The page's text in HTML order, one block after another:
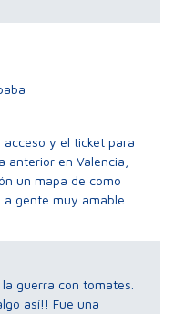
acceso y el ticket para
anterior en Valencia,
un mapa de como
gente muy amable.
guerra con tomates.
así!! Fue una